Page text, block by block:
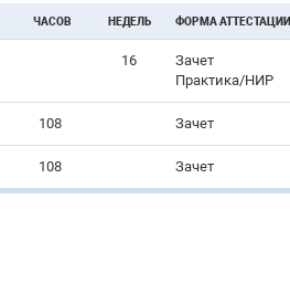
ЧАСОВ НЕДЕЛЬ ФОРМА АТТЕСТАЦИИ
16
Зачет
Практика/НИР
108 Зачет
108 Зачет